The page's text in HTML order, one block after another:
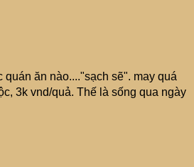
ăn nào...."sạch sẽ". may quá
3k vnd/quả. Thế là sống qua ngày